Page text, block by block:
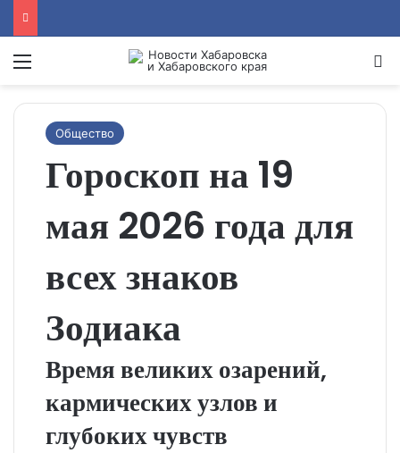
Menu
Общество
Гороскоп на 19
мая 2026 года для
всех знаков
Зодиака
Время великих озарений,
кармических узлов и
глубоких чувств